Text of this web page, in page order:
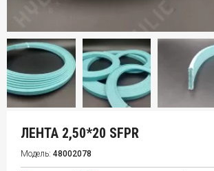
ЛЕНТА 2,50*20 SFPR
Модель: 48002078